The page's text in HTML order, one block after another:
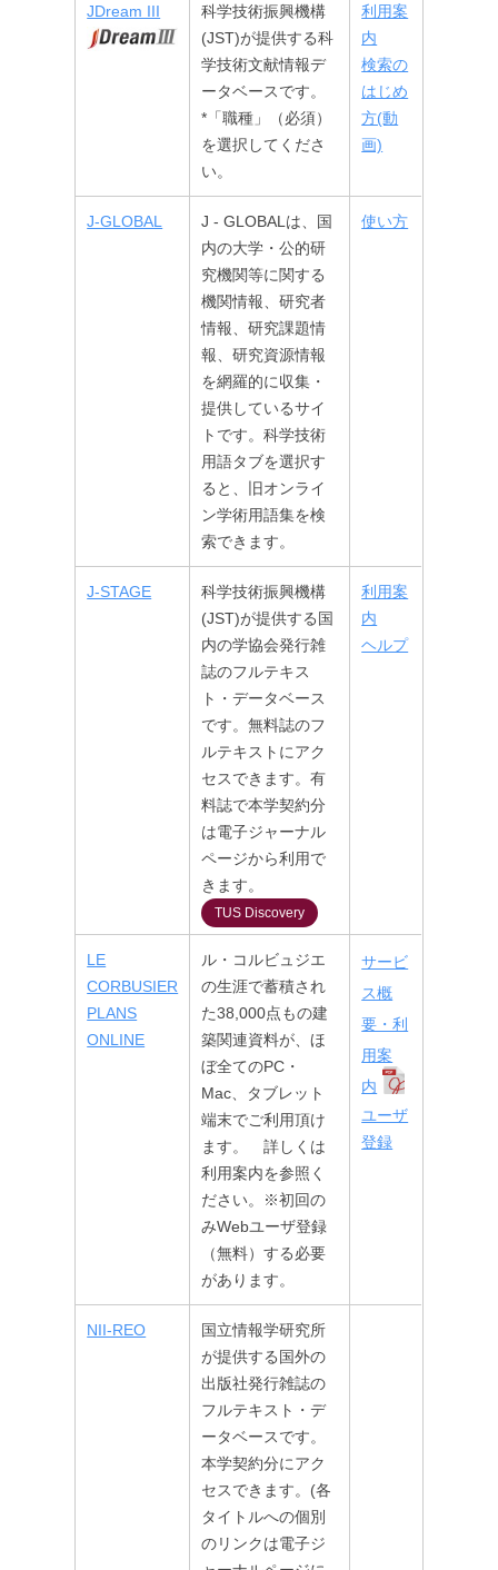
JDream III
科学技術振興機構
(JST)が提供する科
学技術文献情報デ
ータベースです。
*「職種」（必須）
を選択してくださ
い。
利用案
内
検索の
はじめ
方(動
画)
J-GLOBAL
J - GLOBALは、国
内の大学・公的研
究機関等に関する
機関情報、研究者
情報、研究課題情
報、研究資源情報
を網羅的に収集・
提供しているサイ
トです。科学技術
用語タブを選択す
ると、旧オンライ
ン学術用語集を検
索できます。
使い方
J-STAGE
科学技術振興機構
(JST)が提供する国
内の学協会発行雑
誌のフルテキス
ト・データベース
です。無料誌のフ
ルテキストにアク
セスできます。有
料誌で本学契約分
は電子ジャーナル
ページから利用で
きます。
TUS Discovery
利用案
内
ヘルプ
LE
CORBUSIER
PLANS
ONLINE
ル・コルビュジエ
の生涯で蓄積され
た38,000点もの建
築関連資料が、ほ
ぼ全てのPC・
Mac、タブレット
端末でご利用頂け
ます。 詳しくは
利用案内を参照く
ださい。※初回の
みWebユーザ登録
（無料）する必要
があります。
サービ
ス概
要・利
用案
内
ユーザ
登録
NII-REO
国立情報学研究所
が提供する国外の
出版社発行雑誌の
フルテキスト・デ
ータベースです。
本学契約分にアク
セスできます。(各
タイトルへの個別
のリンクは電子ジ